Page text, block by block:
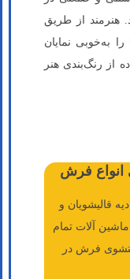
هنرمند از طریق
به‌خوبی نمایان
از رنگ‌بندی هنر
فرش
قالیشویان و
آلات تمام
فرش در